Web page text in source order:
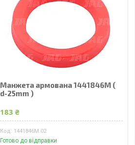
Манжета армована 1441846M (
d-25mm )
183 ₴
1441846M.02
Готово до відправки